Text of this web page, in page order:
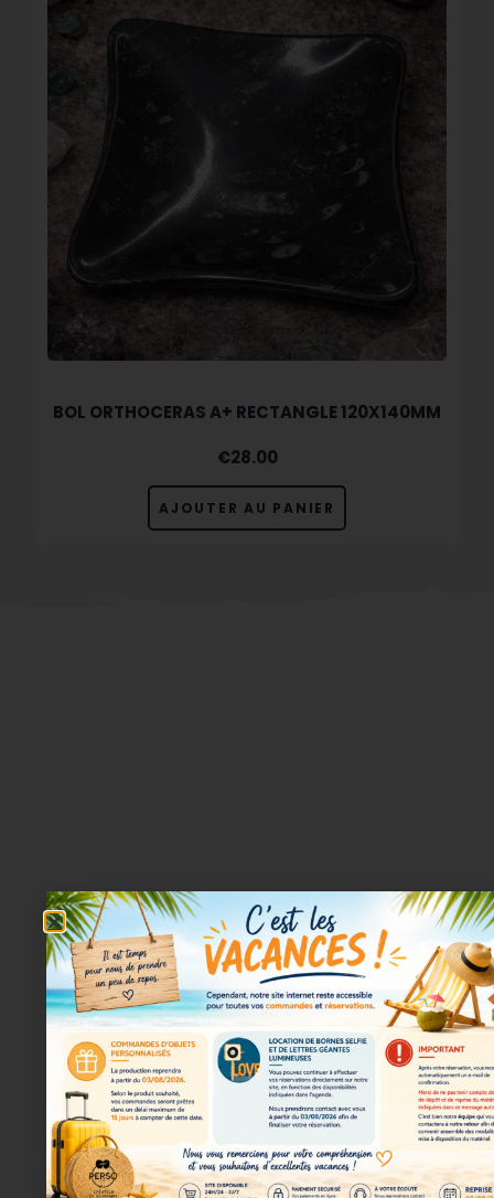
BOL ORTHOCERAS A+ RECTANGLE 120X140MM
€28.00
AJOUTER AU PANIER
Une question ?
N'hésitez pas à
nous contacter